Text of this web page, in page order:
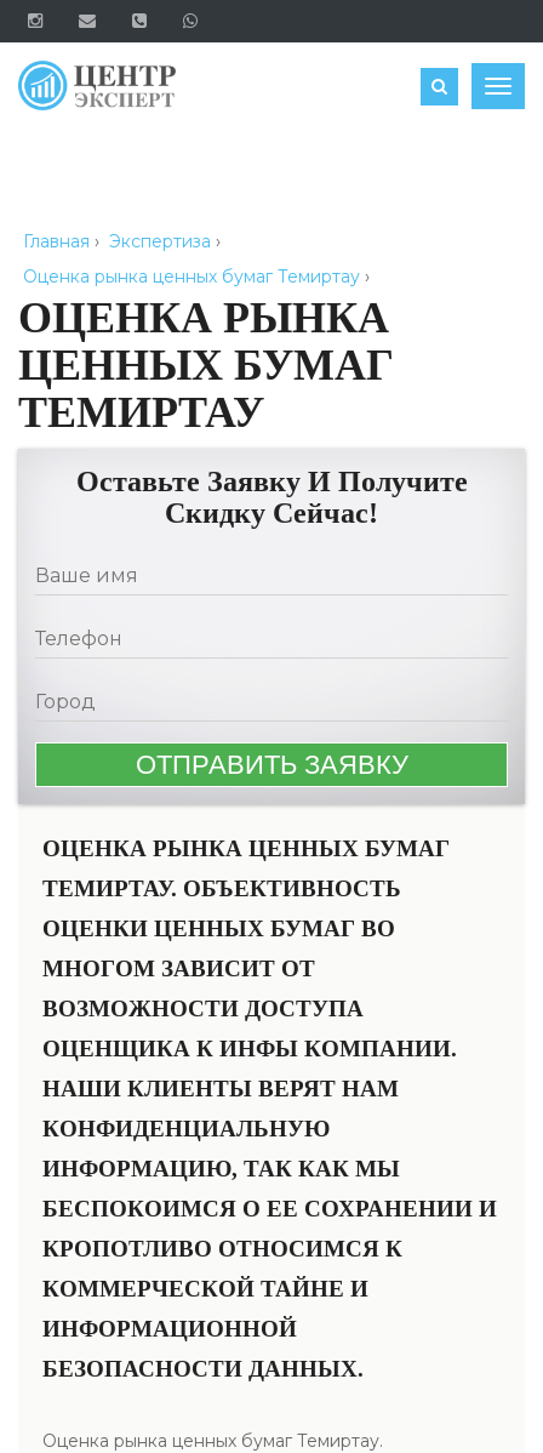
ОЦЕНИТЬ
Главная › Экспертиза ›
Оценка рынка ценных бумаг Темиртау ›
ОЦЕНКА РЫНКА
ЦЕННЫХ БУМАГ
ТЕМИРТАУ
Оставьте Заявку И Получите
Скидку Сейчас!
ОЦЕНКА РЫНКА ЦЕННЫХ БУМАГ
ТЕМИРТАУ. ОБЪЕКТИВНОСТЬ
ОЦЕНКИ ЦЕННЫХ БУМАГ ВО
МНОГОМ ЗАВИСИТ ОТ
ВОЗМОЖНОСТИ ДОСТУПА
ОЦЕНЩИКА К ИНФЫ КОМПАНИИ.
НАШИ КЛИЕНТЫ ВЕРЯТ НАМ
КОНФИДЕНЦИАЛЬНУЮ
ИНФОРМАЦИЮ, ТАК КАК МЫ
БЕСПОКОИМСЯ О ЕЕ СОХРАНЕНИИ И
КРОПОТЛИВО ОТНОСИМСЯ К
КОММЕРЧЕСКОЙ ТАЙНЕ И
ИНФОРМАЦИОННОЙ
БЕЗОПАСНОСТИ ДАННЫХ.
Оценка рынка ценных бумаг Темиртау.